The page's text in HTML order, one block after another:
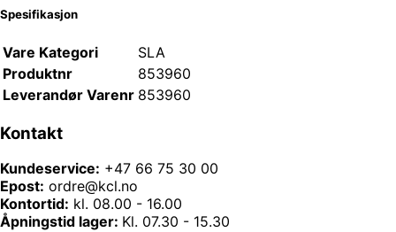
Spesifikasjon
Vare Kategori
SLA
Produktnr
853960
Leverandør Varenr 853960
Kontakt
Kundeservice: +47 66 75 30 00
Epost: ordre@kcl.no
Kontortid: kl. 08.00 - 16.00
Åpningstid lager: Kl. 07.30 - 15.30